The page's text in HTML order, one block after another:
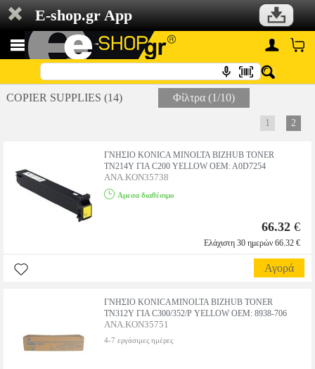
E-shop.gr App
COPIER SUPPLIES (14) Φίλτρα (1/10)
1 2
ΓΝΗΣΙΟ KONICA MINOLTA BIZHUB TONER
TN214Y ΓΙΑ C200 YELLOW OEM: A0D7254
ANA.KON35738
Αμεσα διαθέσιμο
66.32 €
Ελάχιστη 30 ημερών 66.32 €
Αγορά
ΓΝΗΣΙΟ KONICAMINOLTA BIZHUB TONER
TN312Y ΓΙΑ C300/352/P YELLOW OEM: 8938-706
ANA.KON35751
4-7 εργάσιμες ημέρες